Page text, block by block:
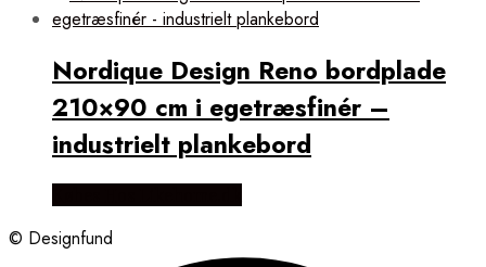
Nordique Design Reno bordplade
210×90 cm i egetræsfinér –
industrielt plankebord
© Designfund